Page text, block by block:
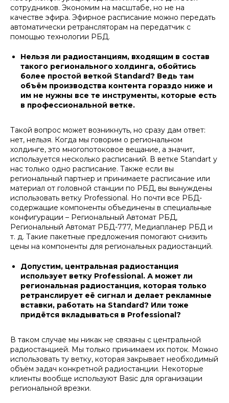
сотрудников. Экономим на масштабе, но не на
качестве эфира. Эфирное расписание можно передать
автоматически ретрансляторам на передатчик с
помощью технологии РБД.
Нельзя ли радиостанциям, входящим в состав
такого регионального холдинга, обойтись
более простой веткой Standard? Ведь там
объём производства контента гораздо ниже и
им не нужны все те инструменты, которые есть
в профессиональной ветке.
Такой вопрос может возникнуть, но сразу дам ответ:
нет, нельзя. Когда мы говорим о региональном
холдинге, это многопотоковое вещание, а значит,
используется несколько расписаний. В ветке Standart у
нас только одно расписание. Также если вы
региональный партнер и принимаете расписание или
материал от головной станции по РБД, вы вынуждены
использовать ветку Professional. Но почти все РБД-
содержащие компоненты объединены в специальные
конфигурации – Региональный Автомат РБД,
Региональный Автомат РБД-777, Медиапланер РБД и
т. д. Такие пакетные предложения помогают снизить
цены на компоненты для региональных радиостанций.
Допустим, центральная радиостанция
использует ветку Professional. А может ли
региональная радиостанция, которая только
ретранслирует её сигнал и делает рекламные
вставки, работать на Standard? Или тоже
придётся вкладываться в Professional?
В таком случае мы никак не связаны с центральной
радиостанцией. Мы только принимаем их поток. Можно
использовать ту ветку, которая закрывает необходимый
объём задач конкретной радиостанции. Некоторые
клиенты вообще используют Basic для организации
региональной врезки.